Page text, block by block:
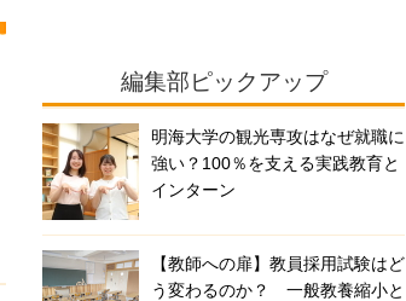
編集部ピックアップ
明海大学の観光専攻はなぜ就職に
強い？100％を支える実践教育と
インターン
【教師への扉】教員採用試験はど
う変わるのか？ 一般教養縮小と